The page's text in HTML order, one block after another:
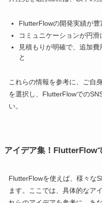
FlutterFlowの開発実績が豊
コミュニケーションが円滑
見積もりが明確で、追加
と
これらの情報を参考に、ご自
を選択し、FlutterFlowでの
い。
アイデア集！FlutterFlow
FlutterFlowを使えば、様々な
ます。ここでは、具体的なア